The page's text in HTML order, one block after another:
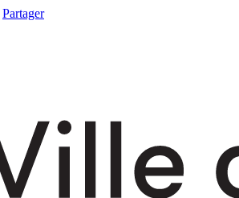
Partager